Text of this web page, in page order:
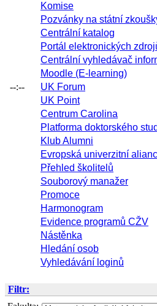
--:--
Komise
Pozvánky na státní
Centrální katalog
Portál elektronických
Centrální vyhledávač
Moodle (E-learning)
UK Forum
UK Point
Centrum Carolina
Platforma doktorského
Klub Alumni
Evropská univerzitní
Přehled školitelů
Souborový manažer
Promoce
Harmonogram
Evidence programů CŽV
Nástěnka
Hledání osob
Vyhledávání loginů
Filtr: